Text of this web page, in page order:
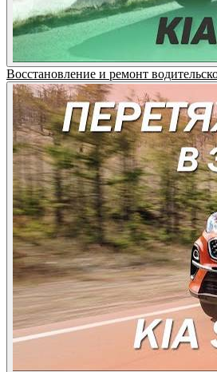
Восстановление и ремонт